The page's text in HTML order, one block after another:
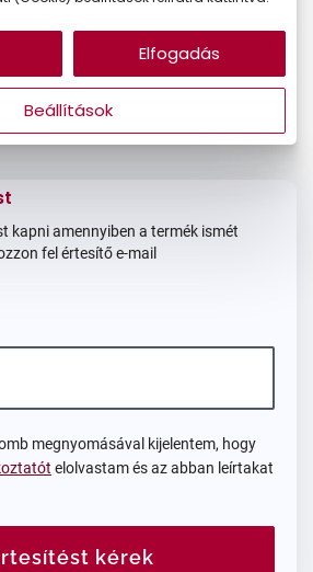
Jelenleg nincs készleten
17/145 Mi a méretem?
kapni amennyiben a termék ismét
fel értesítő e-mail
megnyomásával kijelentem, hogy
elolvastam és az abban leírtakat
kérek
Beállítások
Elfogadás